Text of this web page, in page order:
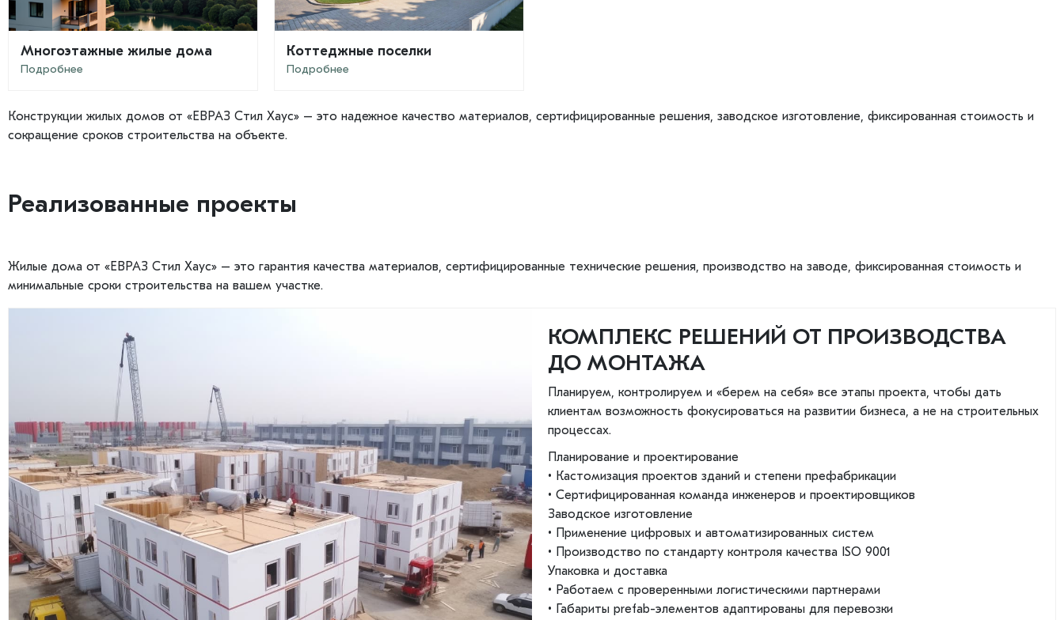
Многоэтажные жилые дома
Подробнее
Коттеджные поселки
Подробнее
Конструкции жилых домов от «ЕВРАЗ Стил Хаус» – это надежное качество материалов, сертифицированные решения, заводское изготовление, фиксированная стоимость и
сокращение сроков строительства на объекте.
Реализованные проекты
Жилые дома от «ЕВРАЗ Стил Хаус» – это гарантия качества материалов, сертифицированные технические решения, производство на заводе, фиксированная стоимость и
минимальные сроки строительства на вашем участке.
КОМПЛЕКС РЕШЕНИЙ ОТ ПРОИЗВОДСТВА
ДО МОНТАЖА
Планируем, контролируем и «берем на себя» все этапы проекта, чтобы дать
клиентам возможность фокусироваться на развитии бизнеса, а не на строительных
процессах.
Планирование и проектирование
• Кастомизация проектов зданий и степени префабрикации
• Сертифицированная команда инженеров и проектировщиков
Заводское изготовление
• Применение цифровых и автоматизированных систем
• Производство по стандарту контроля качества ISO 9001
Упаковка и доставка
• Работаем с проверенными логистическими партнерами
• Габариты prefab-элементов адаптированы для перевозки